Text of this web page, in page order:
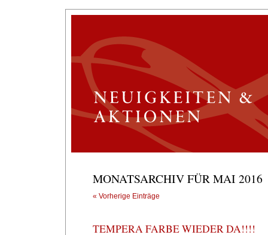
MONATSARCHIV FÜR MAI 2016
« Vorherige Einträge
TEMPERA FARBE WIEDER DA!!!!